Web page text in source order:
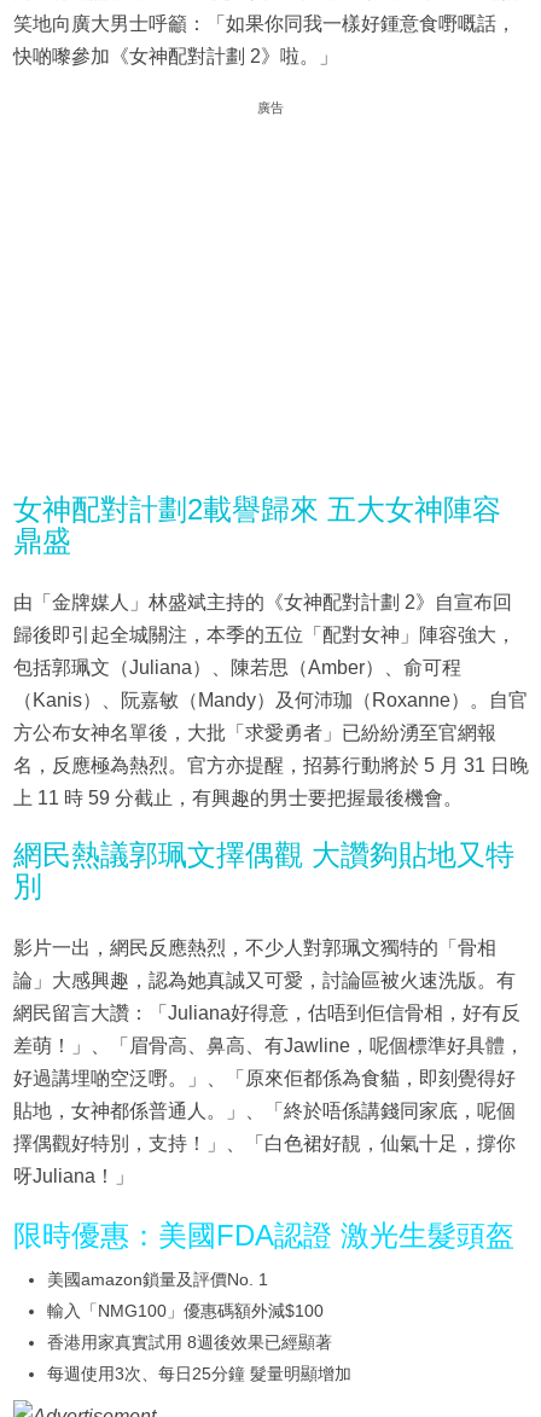
笑地向廣大男士呼籲：「如果你同我一樣好鍾意食嘢嘅話，
快啲嚟參加《女神配對計劃 2》啦。」
廣告
女神配對計劃2載譽歸來 五大女神陣容
鼎盛
由「金牌媒人」林盛斌主持的《女神配對計劃 2》自宣布回
歸後即引起全城關注，本季的五位「配對女神」陣容強大，
包括郭珮文（Juliana）、陳若思（Amber）、俞可程
（Kanis）、阮嘉敏（Mandy）及何沛珈（Roxanne）。自官
方公布女神名單後，大批「求愛勇者」已紛紛湧至官網報
名，反應極為熱烈。官方亦提醒，招募行動將於 5 月 31 日晚
上 11 時 59 分截止，有興趣的男士要把握最後機會。
網民熱議郭珮文擇偶觀 大讚夠貼地又特
別
影片一出，網民反應熱烈，不少人對郭珮文獨特的「骨相
論」大感興趣，認為她真誠又可愛，討論區被火速洗版。有
網民留言大讚：「Juliana好得意，估唔到佢信骨相，好有反
差萌！」、「眉骨高、鼻高、有Jawline，呢個標準好具體，
好過講埋啲空泛嘢。」、「原來佢都係為食貓，即刻覺得好
貼地，女神都係普通人。」、「終於唔係講錢同家底，呢個
擇偶觀好特別，支持！」、「白色裙好靚，仙氣十足，撐你
呀Juliana！」
限時優惠：美國FDA認證 激光生髮頭盔
美國amazon鎖量及評價No. 1
輸入「NMG100」優惠碼額外減$100
香港用家真實試用 8週後效果已經顯著
每週使用3次、每日25分鐘 髮量明顯增加